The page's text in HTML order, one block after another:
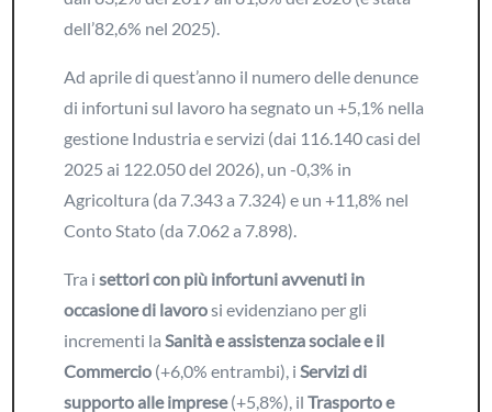
dell’82,6% nel 2025).
Ad aprile di quest’anno il numero delle denunce
di infortuni sul lavoro ha segnato un +5,1% nella
gestione Industria e servizi (dai 116.140 casi del
2025 ai 122.050 del 2026), un -0,3% in
Agricoltura (da 7.343 a 7.324) e un +11,8% nel
Conto Stato (da 7.062 a 7.898).
Tra isettori con più infortuni avvenuti in
occasione di lavorosi evidenziano per gli
incrementi la Sanità e assistenza sociale e il
Commercio (+6,0% entrambi), i Servizi di
supporto alle imprese(+5,8%), ilTrasporto e